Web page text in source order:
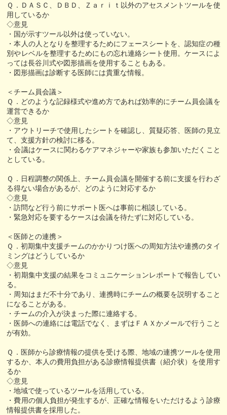
Ｑ．ＤＡＳＣ、ＤＢＤ、Ｚａｒｉｔ以外のアセスメントツールを使
用しているか
◇意見
・国が示すツール以外は使っていない。
・本人の人となりを整理するためにフェースシートを、認知症の種
別やレベルを整理するためにもの忘れ連絡シート使用。ケースによ
っては長谷川式や図形描画を使用することもある。
・図形描画は診断する医師には貴重な情報。
＜チーム員会議＞
Ｑ．どのような記録様式や進め方であれば効率的にチーム員会議を
運営できるか
◇意見
・アウトリーチで使用したシートを確認し、質疑応答、医師の見立
て、支援方針の検討に移る。
・会議はケースに関わるケアマネジャーや家族も参加いただくこと
としている。
Ｑ．日程調整の関係上、チーム員会議を開催する前に支援を行わざ
る得ない場合があるが、どのように対応するか
◇意見
・訪問など行う前にサポート医へは事前に相談している。
・緊急対応を要するケースは会議を待たずに対応している。
＜医師との連携＞
Ｑ．初期集中支援チームのかかりつけ医への周知方法や連携のタイ
ミングはどうしているか
◇意見
・初期集中支援の結果をコミュニケーションレポートで報告してい
る。
・周知はまだ不十分であり、連携時にチームの概要を説明すること
になることがある。
・チームの介入が決まった際に連絡する。
・医師への連絡には電話でなく、まずはＦＡＸかメールで行うこと
が有効。
Ｑ．医師から診療情報の提供を受ける際、地域の連携ツールを使用
するか、本人の費用負担がある診療情報提供書（紹介状）を使用す
るか
◇意見
・地域で使っているツールを活用している。
・費用の個人負担が発生するが、正確な情報をいただけるよう診療
情報提供書を採用した。